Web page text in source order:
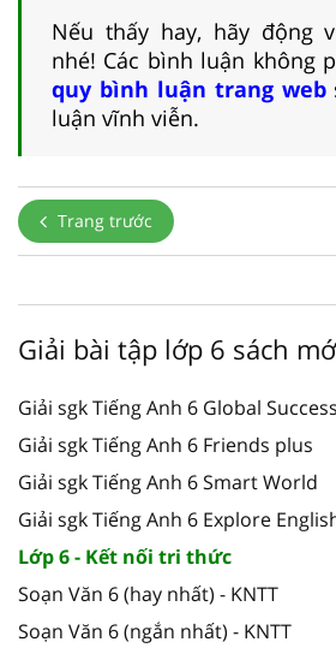
Nếu thấy hay, hãy động
nhé! Các bình luận không
quy bình luận trang web
luận vĩnh viễn.
Trang trước
Giải bài tập lớp 6 sách
Giải sgk Tiếng Anh 6 Global Success
Giải sgk Tiếng Anh 6 Friends plus
Giải sgk Tiếng Anh 6 Smart World
Giải sgk Tiếng Anh 6 Explore
Lớp 6 - Kết nối tri thức
Soạn Văn 6 (hay nhất) - KNTT
Soạn Văn 6 (ngắn nhất) - KNTT